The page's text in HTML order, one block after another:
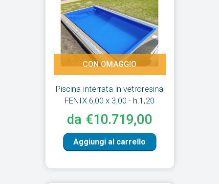
Piscina interrata in vetroresina
FENIX 6,00 x 3,00 - h.1,20
da €10.719,00
Aggiungi al carrello
CON OMAGGIO